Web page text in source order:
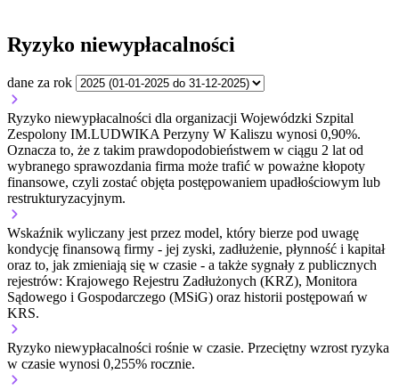
Ryzyko niewypłacalności
dane za rok
Ryzyko niewypłacalności dla organizacji Wojewódzki Szpital
Zespolony IM.LUDWIKA Perzyny W Kaliszu wynosi 0,90%.
Oznacza to, że z takim prawdopodobieństwem w ciągu 2 lat od
wybranego sprawozdania firma może trafić w poważne kłopoty
finansowe, czyli zostać objęta postępowaniem upadłościowym lub
restrukturyzacyjnym.
Wskaźnik wyliczany jest przez model, który bierze pod uwagę
kondycję finansową firmy - jej zyski, zadłużenie, płynność i kapitał
oraz to, jak zmieniają się w czasie - a także sygnały z publicznych
rejestrów: Krajowego Rejestru Zadłużonych (KRZ), Monitora
Sądowego i Gospodarczego (MSiG) oraz historii postępowań w
KRS.
Ryzyko niewypłacalności rośnie w czasie. Przeciętny wzrost ryzyka
w czasie wynosi 0,255% rocznie.